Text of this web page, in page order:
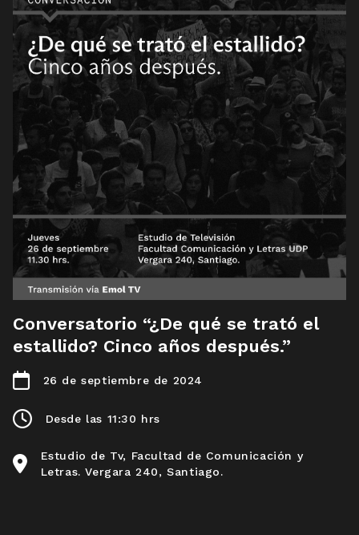
Conversatorio “¿De qué se trató el
estallido? Cinco años después.”
26 de septiembre de 2024
Desde las 11:30 hrs
Estudio de Tv, Facultad de Comunicación y
Letras. Vergara 240, Santiago.